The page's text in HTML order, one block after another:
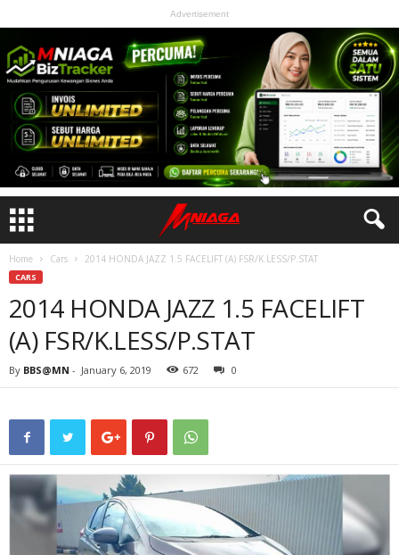
Advertisement
Home Cars 2014 HONDA JAZZ 1.5 FACELIFT (A) FSR/K.LESS/P.STAT
CARS
2014 HONDA JAZZ 1.5 FACELIFT
(A) FSR/K.LESS/P.STAT
By BBS@MN - January 6, 2019 672 0